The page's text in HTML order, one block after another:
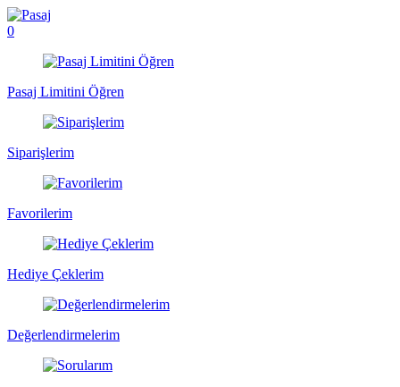
0
Pasaj Limitini Öğren
Siparişlerim
Favorilerim
Hediye Çeklerim
Değerlendirmelerim